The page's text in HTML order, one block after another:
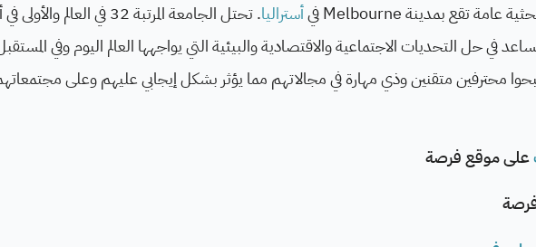
أستراليا
. تحتل الجامعة المرتبة 32 في العالم
في حل التحديات الاجتماعية والاقتصادية والبيئية التي يواجهها العالم اليوم وفي
محترفين متقنين وذي مهارة في مجالاتهم مما يؤثر بشكل إيجابي عليهم وعلى
على موقع فرصة